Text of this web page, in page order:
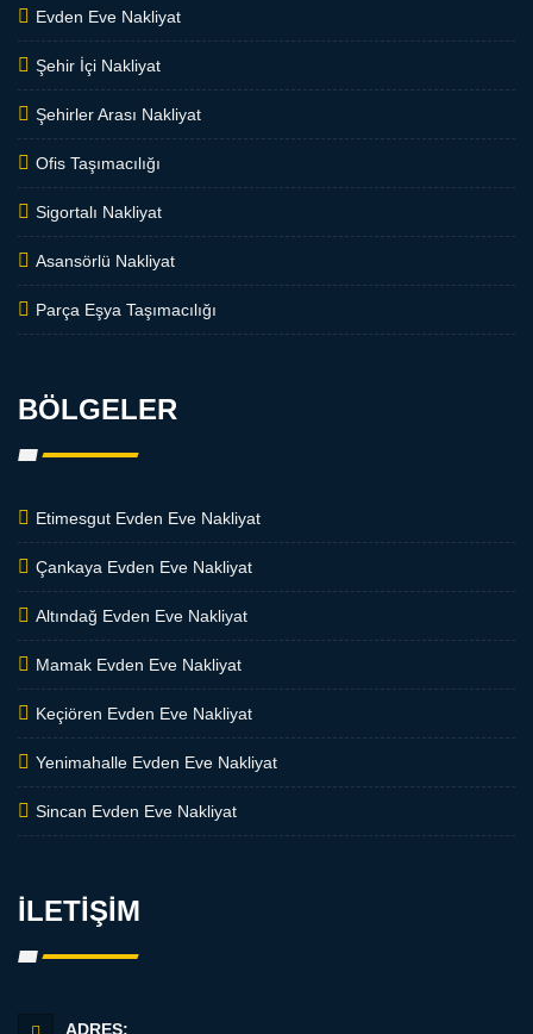
Evden Eve Nakliyat
Şehir İçi Nakliyat
Şehirler Arası Nakliyat
Ofis Taşımacılığı
Sigortalı Nakliyat
Asansörlü Nakliyat
Parça Eşya Taşımacılığı
BÖLGELER
Etimesgut Evden Eve Nakliyat
Çankaya Evden Eve Nakliyat
Altındağ Evden Eve Nakliyat
Mamak Evden Eve Nakliyat
Keçiören Evden Eve Nakliyat
Yenimahalle Evden Eve Nakliyat
Sincan Evden Eve Nakliyat
İLETİŞİM
ADRES: